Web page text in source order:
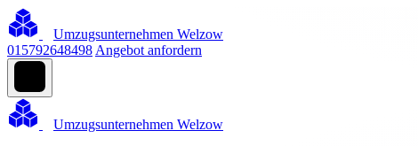
Umzugsunternehmen Welzow
015792648498 Angebot anfordern
Umzugsunternehmen Welzow